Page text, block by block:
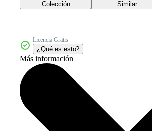
Colección Similar
Licencia Gratis
¿Qué es esto?
Más información